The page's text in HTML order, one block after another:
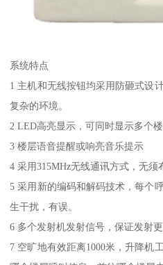
系统特点
1 主机和无线按钮均采用防砸式设
复杂的环境。
2 LED高亮显示，可同时显示多个
3 楼层语音提醒或响亮音乐提示
4 采用315MHz无线通讯方式，无须
5 采用新的编码和解码技术，每个
生干扰，有误。
6 多个发射机发射信号，保证发射更
7 空旷地有效距离1000米，升降机